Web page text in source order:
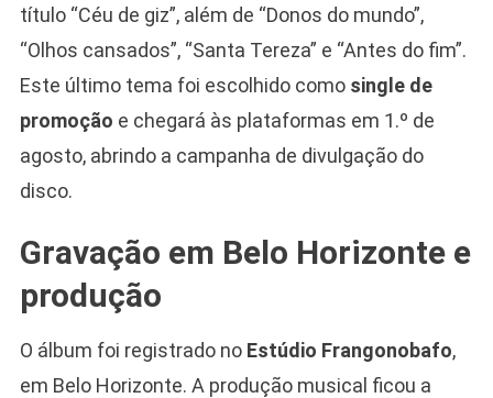
título “Céu de giz”, além de “Donos do mundo”,
“Olhos cansados”, “Santa Tereza” e “Antes do fim”.
Este último tema foi escolhido como single de
promoção e chegará às plataformas em 1.º de
agosto, abrindo a campanha de divulgação do
disco.
Gravação em Belo Horizonte e
produção
O álbum foi registrado no Estúdio Frangonobafo,
em Belo Horizonte. A produção musical ficou a